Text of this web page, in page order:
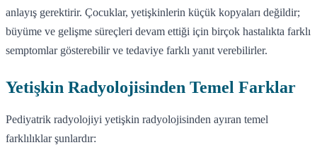
anlayış gerektirir. Çocuklar, yetişkinlerin küçük kopyaları değildir;
büyüme ve gelişme süreçleri devam ettiği için birçok hastalıkta farklı
semptomlar gösterebilir ve tedaviye farklı yanıt verebilirler.
Yetişkin Radyolojisinden Temel Farklar
Pediyatrik radyolojiyi yetişkin radyolojisinden ayıran temel
farklılıklar şunlardır: